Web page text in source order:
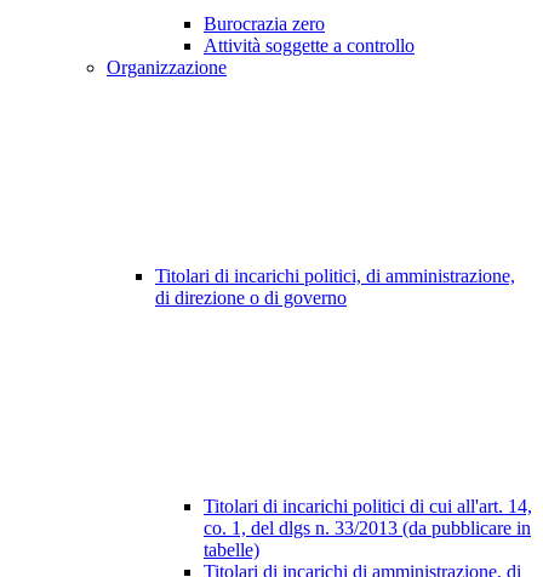
Burocrazia zero
Attività soggette a controllo
Organizzazione
Titolari di incarichi politici, di amministrazione,
di direzione o di governo
Titolari di incarichi politici di cui all'art. 14,
co. 1, del dlgs n. 33/2013 (da pubblicare in
tabelle)
Titolari di incarichi di amministrazione, di